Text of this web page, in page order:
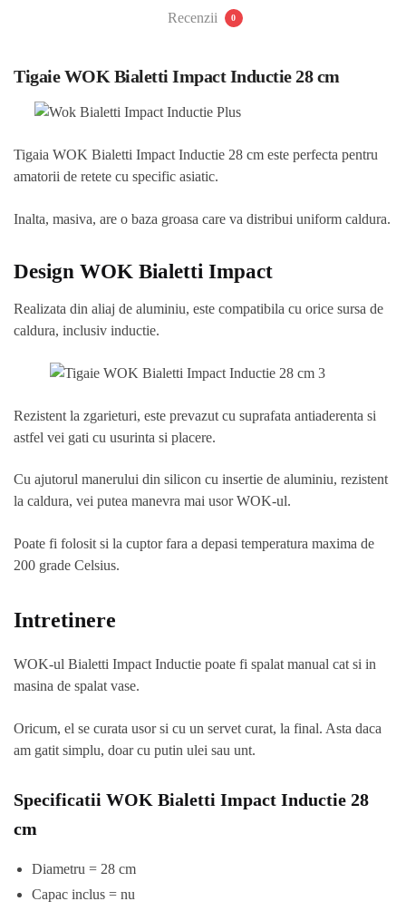
Recenzii
0
Tigaie WOK Bialetti Impact Inductie 28 cm
Tigaia WOK Bialetti Impact Inductie 28 cm este perfecta pentru
amatorii de retete cu specific asiatic.
Inalta, masiva, are o baza groasa care va distribui uniform caldura.
Design WOK Bialetti Impact
Realizata din aliaj de aluminiu, este compatibila cu orice sursa de
caldura, inclusiv inductie.
Rezistent la zgarieturi, este prevazut cu suprafata antiaderenta si
astfel vei gati cu usurinta si placere.
Cu ajutorul manerului din silicon cu insertie de aluminiu, rezistent
la caldura, vei putea manevra mai usor WOK-ul.
Poate fi folosit si la cuptor fara a depasi temperatura maxima de
200 grade Celsius.
Intretinere
WOK-ul Bialetti Impact Inductie poate fi spalat manual cat si in
masina de spalat vase.
Oricum, el se curata usor si cu un servet curat, la final. Asta daca
am gatit simplu, doar cu putin ulei sau unt.
Specificatii WOK Bialetti Impact Inductie 28
cm
Diametru = 28 cm
Capac inclus = nu